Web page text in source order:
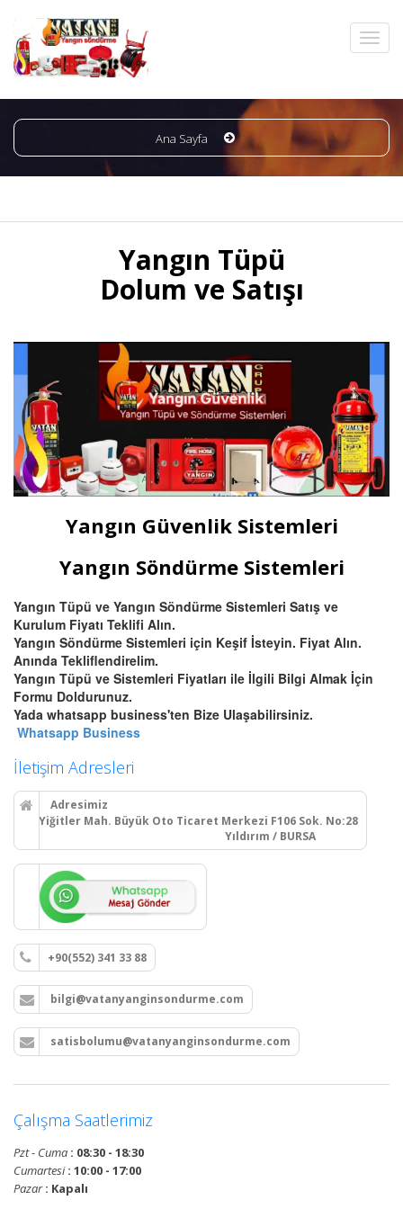
Ana Sayfa
Yangın Tüpü
Dolum ve Satışı
Yangın Güvenlik Sistemleri
Yangın Söndürme Sistemleri
Yangın Tüpü ve Yangın Söndürme Sistemleri Satış ve
Kurulum Fiyatı Teklifi Alın.
Yangın Söndürme Sistemleri için Keşif İsteyin. Fiyat Alın.
Anında Tekliflendirelim.
Yangın Tüpü ve Sistemleri Fiyatları ile İlgili Bilgi Almak İçin
Formu Doldurunuz.
Yada whatsapp business'ten Bize Ulaşabilirsiniz.
Whatsapp Business
İletişim Adresleri
Adresimiz
Yiğitler Mah. Büyük Oto Ticaret Merkezi F106 Sok. No:28
Yıldırım / BURSA
+90(552) 341 33 88
bilgi@vatanyanginsondurme.com
satisbolumu@vatanyanginsondurme.com
Çalışma Saatlerimiz
Pzt - Cuma : 08:30 - 18:30
Cumartesi: 10:00 - 17:00
Pazar: Kapalı